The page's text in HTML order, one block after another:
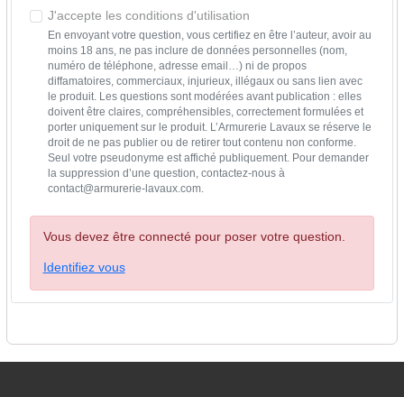
J'accepte les conditions d'utilisation
En envoyant votre question, vous certifiez en être l’auteur, avoir au
moins 18 ans, ne pas inclure de données personnelles (nom,
numéro de téléphone, adresse email…) ni de propos
diffamatoires, commerciaux, injurieux, illégaux ou sans lien avec
le produit. Les questions sont modérées avant publication : elles
doivent être claires, compréhensibles, correctement formulées et
porter uniquement sur le produit. L’Armurerie Lavaux se réserve le
droit de ne pas publier ou de retirer tout contenu non conforme.
Seul votre pseudonyme est affiché publiquement. Pour demander
la suppression d’une question, contactez-nous à
contact@armurerie-lavaux.com.
Vous devez être connecté pour poser votre question.
Identifiez vous